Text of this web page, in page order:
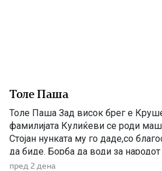
Толе Паша
Толе Паша Зад висок брег е
фамилијата Кулиќеви се роди
Стојан нунката му го даде,со
да биде. Борба да води за
се бори тој,на насилниците да им
пред 2 дена